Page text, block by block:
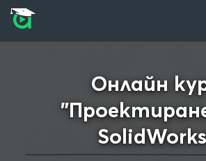
Прескочи към основното съдържание
Прескочи към навигацията
Онлайн